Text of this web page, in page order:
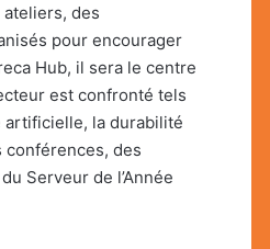
des
pour encourager
Hub, il sera le centre
est confronté tels
artificielle, la durabilité
des
Serveur de l’Année